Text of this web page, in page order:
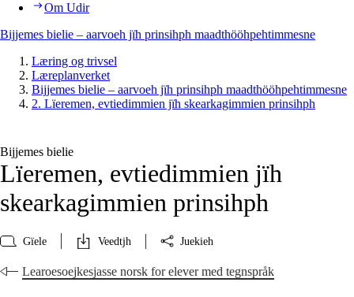
Om Udir
Bijjemes bielie – aarvoeh jïh prinsihph maadthööhpehtimmesne
Læring og trivsel
Læreplanverket
Bijjemes bielie – aarvoeh jïh prinsihph maadthööhpehtimmesne
2. Lïeremen, evtiedimmien jïh skearkagimmien prinsihph
Bijjemes bielie
Lïeremen, evtiedimmien jïh
skearkagimmien prinsihph
Gïele Veedtjh Juekieh
Learoesoejkesjasse norsk for elever med tegnspråk